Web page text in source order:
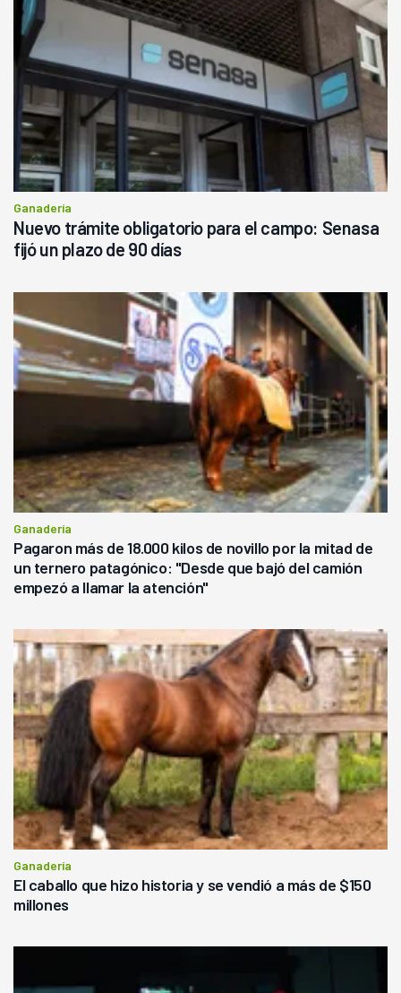
Ganadería
Nuevo trámite obligatorio para el campo: Senasa
fijó un plazo de 90 días
Ganadería
Pagaron más de 18.000 kilos de novillo por la mitad de
un ternero patagónico: "Desde que bajó del camión
empezó a llamar la atención"
Ganadería
El caballo que hizo historia y se vendió a más de $150
millones